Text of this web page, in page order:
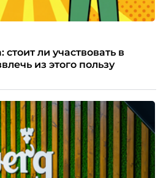
стоит ли участвовать в
из этого пользу